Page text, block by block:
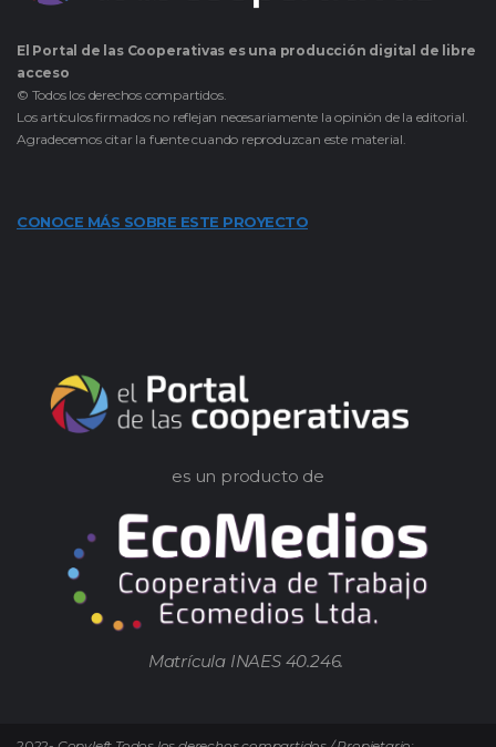
El Portal de las Cooperativas es una producción digital de libre
acceso
© Todos los derechos compartidos.
Los artículos firmados no reflejan necesariamente la opinión de la editorial.
Agradecemos citar la fuente cuando reproduzcan este material.
CONOCE MÁS SOBRE ESTE PROYECTO
es un producto de
Matrícula INAES 40.246.